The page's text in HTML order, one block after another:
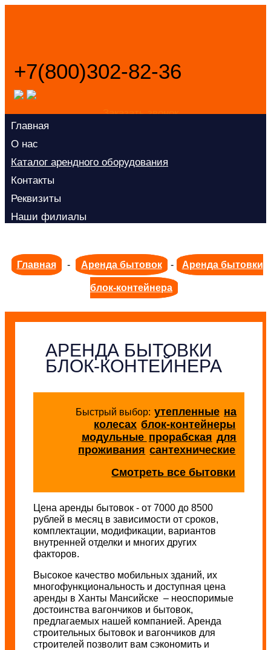
+7(800)302-82-36
Заказать звонок
Главная
О нас
Каталог арендного оборудования
Контакты
Реквизиты
Наши филиалы
Главная - Аренда бытовок - Аренда бытовки
блок-контейнера
АРЕНДА БЫТОВКИ
БЛОК-КОНТЕЙНЕРА
Быстрый выбор: утепленные на
колесах блок-контейнеры
модульные прорабская для
проживания сантехнические
Смотреть все бытовки
Цена аренды бытовок - от 7000 до 8500
рублей в месяц в зависимости от сроков,
комплектации, модификации, вариантов
внутренней отделки и многих других
факторов.
Высокое качество мобильных зданий, их
многофункциональность и доступная цена
аренды в Ханты Мансийске – неоспоримые
достоинства вагончиков и бытовок,
предлагаемых нашей компанией. Аренда
строительных бытовок и вагончиков для
строителей позволит вам сэкономить и